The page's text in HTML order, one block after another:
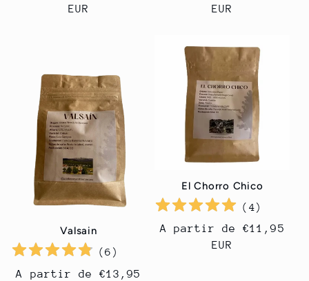
EUR
EUR
Valsain
(6 )
Precio
A partir de €13,95
El Chorro Chico
( 4)
Precio
A partir de €11,95
EUR